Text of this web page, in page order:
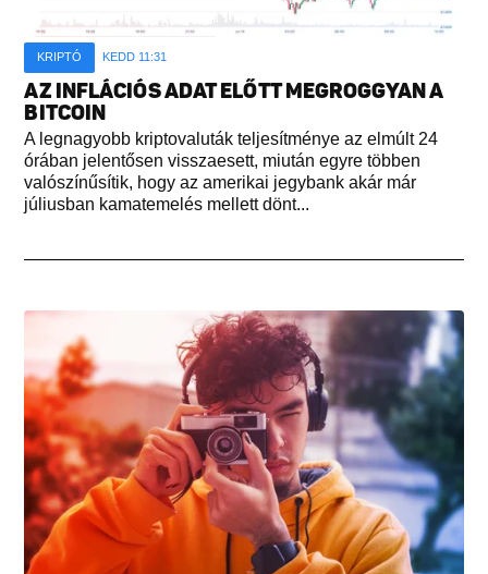
KRIPTÓ KEDD 11:31
AZ INFLÁCIÓS ADAT ELŐTT MEGROGGYAN A
BITCOIN
A legnagyobb kriptovaluták teljesítménye az elmúlt 24
órában jelentősen visszaesett, miután egyre többen
valószínűsítik, hogy az amerikai jegybank akár már
júliusban kamatemelés mellett dönt...